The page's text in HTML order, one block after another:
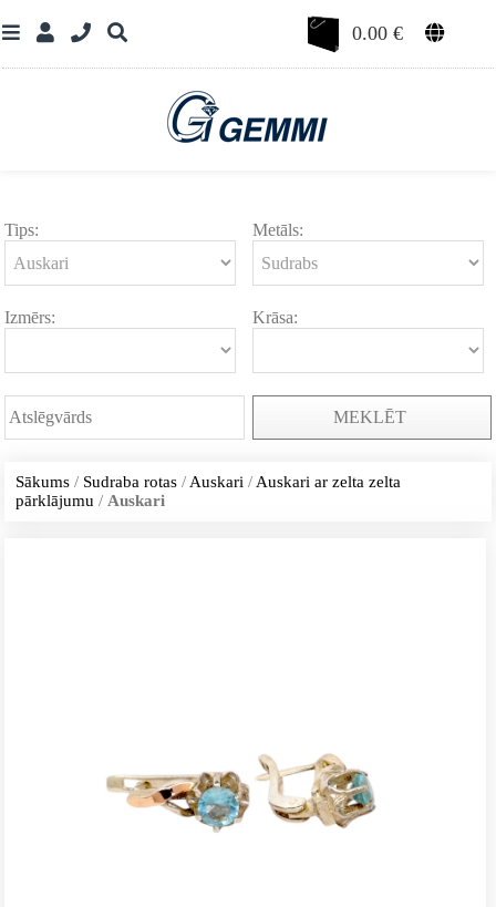
0.00€
Tips: Metāls:
Izmērs: Krāsa:
MEKLĒT
Sākums / Sudraba rotas / Auskari / Auskari ar zelta zelta
pārklājumu / Auskari